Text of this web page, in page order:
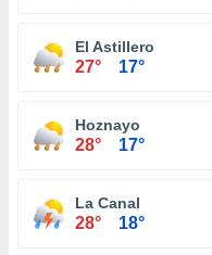
El Astillero
27° 17°
Hoznayo
28° 17°
La Canal
28° 18°